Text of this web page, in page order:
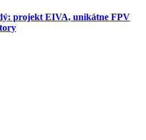
projekt EIVA, unikátne FPV